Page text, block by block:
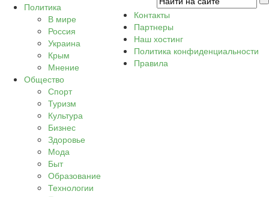
Политика
В мире
Россия
Украина
Крым
Мнение
Общество
Спорт
Туризм
Культура
Бизнес
Здоровье
Мода
Быт
Образование
Технологии
Контакты
Партнеры
Наш хостинг
Политика конфиденциальности
Правила